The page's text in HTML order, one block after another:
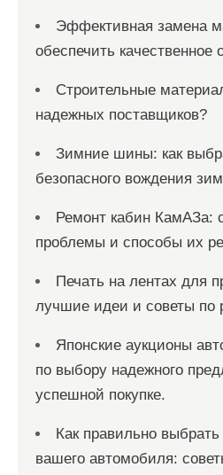
Эффективная замена
обеспечить качественное
Строительные
надежных поставщиков?
Зимние шины: как
безопасного вождения
Ремонт кабин КамАЗа:
проблемы и способы их
Печать на лентах для
лучшие идеи и советы по
Японские аукционы
по выбору надежного
успешной покупке.
Как правильно
вашего автомобиля: